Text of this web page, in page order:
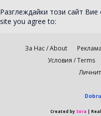
Разглеждайки този сайт
site you agree to:
За Нас / About
Условия / Terms
Created by Sora |